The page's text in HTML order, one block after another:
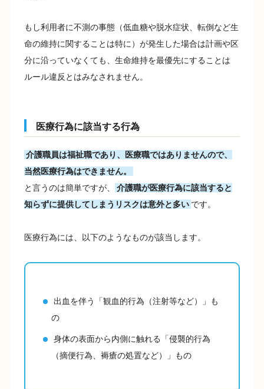
もし利用者に不測の事態（低血糖や脱水症状、転倒など生
命の維持に関することは特に）が発生した場合は計画や区
分に沿っていなくても、生命維持を最優先にすることは
ルール違反とはみなされません。
医療行為に該当する行為
介護職員は福祉職であり、医療職ではありませんので、
当然医療行為はできません。
と言うのは簡単ですが、
介護職が医療行為に該当すると
知らずに提供してしまうリスクは意外と多い です。
医療行為には、以下のようなものが該当します。
出血を伴う「観血的行為（注射等など）」も
の
身体の表面から内側に触れる「侵襲的行為
（摘便行為、褥瘡の処置など）」もの